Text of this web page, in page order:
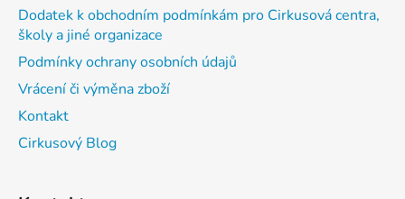
Dodatek k obchodním podmínkám pro Cirkusová centra,
školy a jiné organizace
Podmínky ochrany osobních údajů
Vrácení či výměna zboží
Kontakt
Cirkusový Blog